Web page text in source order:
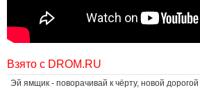
Взято с DROM.RU
Эй ямщик - поворачивай к чёрту, новой